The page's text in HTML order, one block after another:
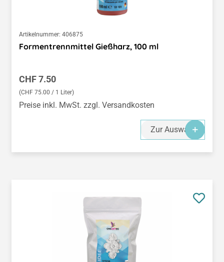
Artikelnummer: 406875
Formentrennmittel Gießharz, 100 ml
Regulärer Preis:
CHF 7.50
(CHF 75.00 / 1 Liter)
Preise inkl. MwSt. zzgl. Versandkosten
Zur Auswahl